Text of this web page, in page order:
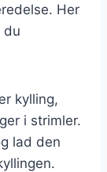
Her
du
kylling,
i strimler.
lad den